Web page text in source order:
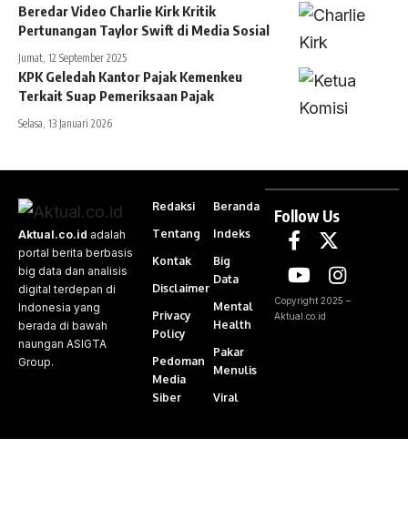
Beredar Video Charlie Kirk Kritik
Pertunangan Taylor Swift di Media Sosial
Jumat, 12 September 2025
KPK Geledah Kantor Pajak Kemenkeu
Terkait Suap Pemeriksaan Pajak
Selasa, 13 Januari 2026
Aktual.co.id adalah
portal berita berbasis
big data dan analisis
digital terdepan di
Indonesia yang
berada di bawah
naungan ASIGTA
Group.
Redaksi
Tentang
Kontak
Disclaimer
Privacy
Policy
Pedoman
Media
Siber
Beranda
Indeks
Big
Data
Mental
Health
Pakar
Menulis
Viral
Follow Us
Copyright 2025 –
Aktual.co.id